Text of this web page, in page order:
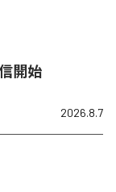
開始
2026.8.7